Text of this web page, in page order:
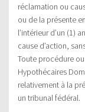
réclamation ou
ou de la présente
l’intérieur d’un (1)
cause d’action,
Toute procédure
Hypothécaires
relativement à la
un tribunal fédéral.